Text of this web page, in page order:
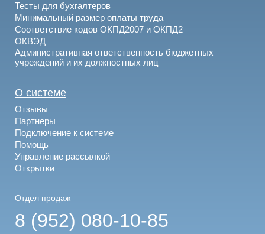
Тесты для бухгалтеров
Минимальный размер оплаты труда
Соответствие кодов ОКПД2007 и ОКПД2
ОКВЭД
Административная ответственность бюджетных
учреждений и их должностных лиц
О системе
Отзывы
Партнеры
Подключение к системе
Помощь
Управление рассылкой
Открытки
Отдел продаж
8 (952) 080-10-85